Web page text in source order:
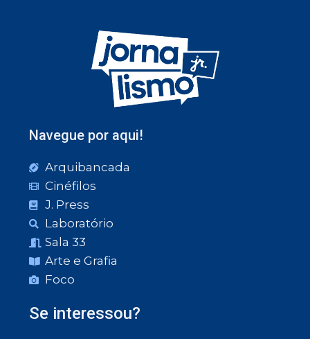
Navegue por aqui!
Arquibancada
Cinéfilos
J. Press
Laboratório
Sala 33
Arte e Grafia
Foco
Se interessou?